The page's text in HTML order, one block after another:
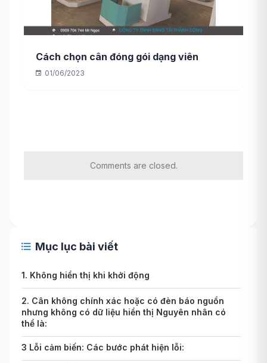
Cách chọn cân đóng gói dạng viên
01/06/2023
Comments are closed.
Mục lục bài viết
1. Không hiển thị khi khởi động
2. Cân không chính xác hoặc có đèn báo nguồn
nhưng không có dữ liệu hiển thị Nguyên nhân có
thể là:
3 Lỗi cảm biến: Các bước phát hiện lỗi: